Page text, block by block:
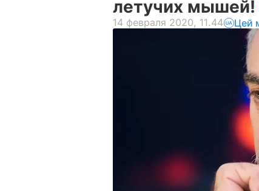
летучих мышей!
14 февраля 2020, 11.44 Цей